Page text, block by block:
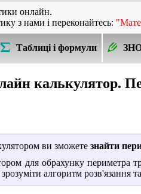
онлайн.
з нами і переконайтесь:
Таблиці і формули
калькулятор.
ви зможете знайти
для обрахунку периметра
алгоритм розв'язання